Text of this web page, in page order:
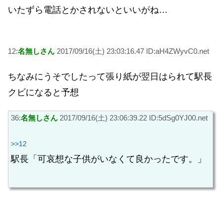
いたずら電話とかされないといいがね…
12:名無しさん 2017/09/16(土) 23:03:16.47 ID:aH4ZWyvC0.net
ちなみにうそでしたって張り紙が翌日はられて駅長
クビになると予想
36:名無しさん 2017/09/16(土) 23:06:39.22 ID:5dSg0YJ00.net
>>12
駅長「可哀想な子供がいなくて良かったです。」